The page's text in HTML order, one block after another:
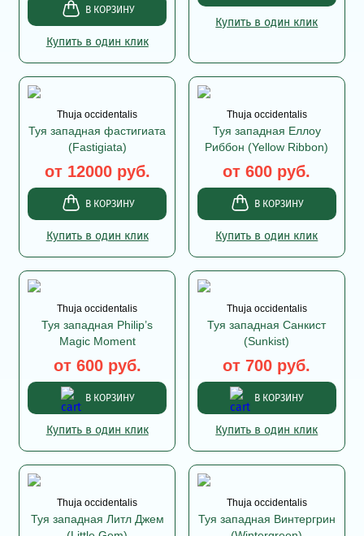
В КОРЗИНУ
Купить в один клик
Купить в один клик
Thuja occidentalis
Туя западная фастигиата
(Fastigiata)
от 12000 руб.
В КОРЗИНУ
Купить в один клик
Thuja occidentalis
Туя западная Еллоу
Риббон (Yellow Ribbon)
от 600 руб.
В КОРЗИНУ
Купить в один клик
Thuja occidentalis
Туя западная Philip’s
Magic Moment
от 600 руб.
В КОРЗИНУ
Купить в один клик
Thuja occidentalis
Туя западная Санкист
(Sunkist)
от 700 руб.
В КОРЗИНУ
Купить в один клик
Thuja occidentalis
Туя западная Литл Джем
Thuja occidentalis
Туя западная Винтергрин